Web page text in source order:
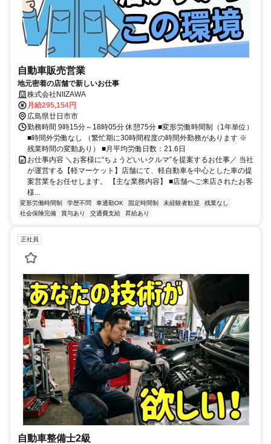
自動車販売営業
地元密着の店舗で新しいお仕事
株式会社NIIZAWA
月給295,154円
広島県廿日市市
勤務時間 9時15分～18時05分 休憩75分 ■変形労働時間制（1年単位）
■時間外労働なし （繁忙期に30時間程度の時間外勤務があります ※
残業時間の変動あり） ■月平均労働日数：21.6日
お仕事内容 ＼お客様に“ちょうどいいクルマ”を提案するお仕事／ 当社
が運営する【軽マーケット】店舗にて、軽自動車を中心とした車の提
案営業をお任せします。 【主な業務内容】 ■店舗へご来店されたお客
様...
変形労働時間制 学歴不問 車通勤OK 固定時間制 未経験者歓迎
残業なし
社会保険完備
賞与あり 交通費支給 昇給あり
正社員
自動車整備士2級